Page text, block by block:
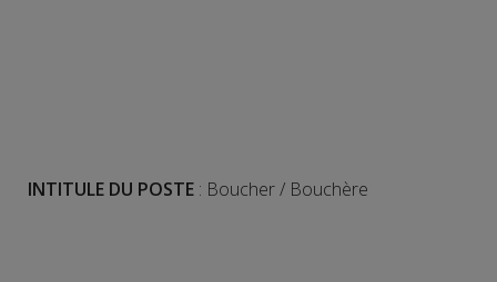
INTITULE DU POSTE : Boucher / Bouchère